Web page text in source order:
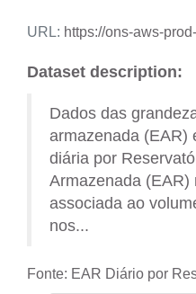
URL: https://ons-aws-prod-opendata.s3.amazonaws.com/
Dataset description:
Dados das
armazenada (EAR)
diária por
Armazenada (EAR)
associada ao
nos...
Fonte: EAR Diário por